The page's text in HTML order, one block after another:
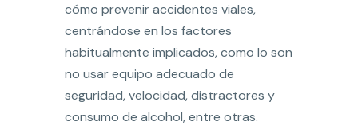
cómo prevenir accidentes viales,
centrándose en los factores
habitualmente implicados, como lo son
no usar equipo adecuado de
seguridad, velocidad, distractores y
consumo de alcohol, entre otras.